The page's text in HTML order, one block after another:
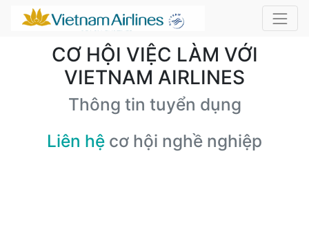
CƠ HỘI VIỆC LÀM VỚI
VIETNAM AIRLINES
Thông tin tuyển dụng
Liên hệ cơ hội nghề nghiệp